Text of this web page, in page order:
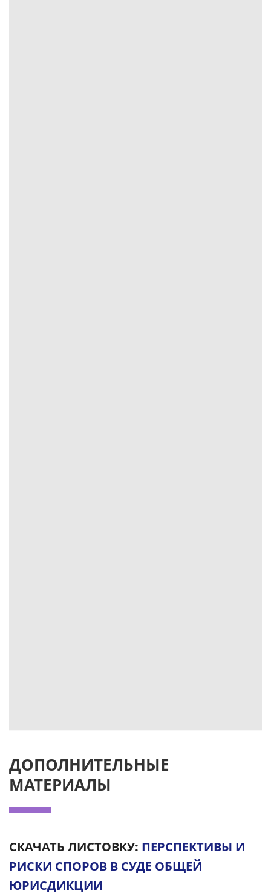
ДОПОЛНИТЕЛЬНЫЕ
МАТЕРИАЛЫ
СКАЧАТЬ ЛИСТОВКУ: ПЕРСПЕКТИВЫ И
РИСКИ СПОРОВ В СУДЕ ОБЩЕЙ
ЮРИСДИКЦИИ